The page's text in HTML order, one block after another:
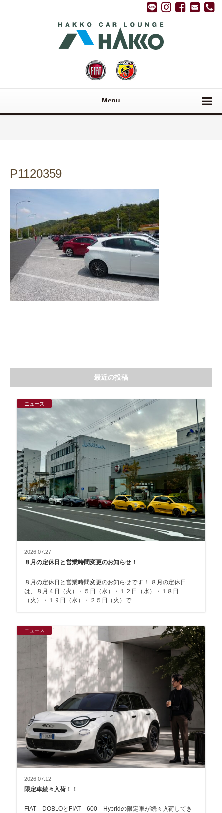
Menu
P1120359
最近の投稿
ニュース
2026.07.27
８月の定休日と営業時間変更のお知らせ！
８月の定休日と営業時間変更のお知らせです！ ８月の定休日
は、８月４日（火）・５日（水）・１２日（水）・１８日
（火）・１９日（水）・２５日（火）で…
ニュース
2026.07.12
限定車続々入荷！！
FIAT DOBLOとFIAT 600 Hybridの限定車が続々入荷してき